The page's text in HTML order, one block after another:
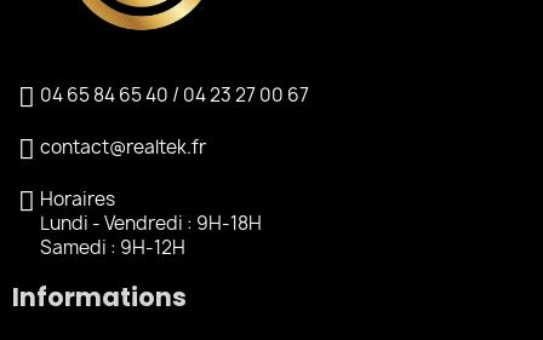
04 65 84 65 40 / 04 23 27 00 67
contact@realtek.fr
Horaires
Lundi - Vendredi : 9H-18H
Samedi : 9H-12H
Informations